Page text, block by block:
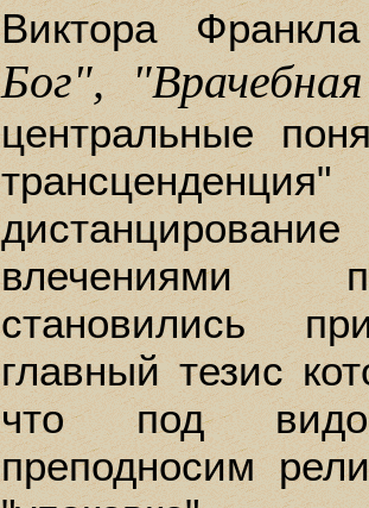
Виктора
Бог",
центральные
влечениями
становились
главный тезис
что под
преподносим